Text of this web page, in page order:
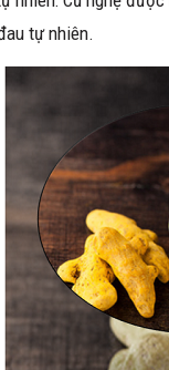
tự nhiên.